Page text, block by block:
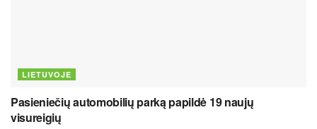
LIETUVOJE
Pasieniečių automobilių parką papildė 19 naujų
visureigių